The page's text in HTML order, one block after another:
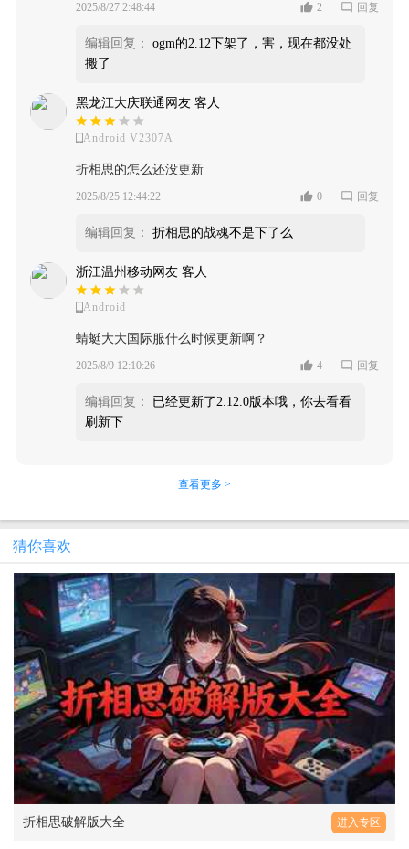
2025/8/27 2:48:44 2 回复
编辑回复：
ogm的2.12下架了，害，现在都没处
搬了
黑龙江大庆联通网友 客人
Android V2307A
折相思的怎么还没更新
2025/8/25 12:44:22 0 回复
编辑回复： 折相思的战魂不是下了么
浙江温州移动网友 客人
Android
蜻蜓大大国际服什么时候更新啊？
2025/8/9 12:10:26 4 回复
编辑回复：
已经更新了2.12.0版本哦，你去看看
刷新下
查看更多 >
猜你喜欢
折相思破解版大全 进入专区